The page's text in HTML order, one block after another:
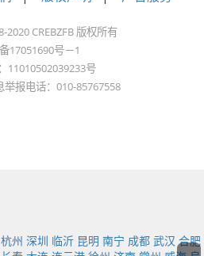
收入10208亿
比下降18.9%。
地方看，中央
权出让收入
CREBZFB 版权所有
17051690号－1
11010502039233号
举报电话：010-85767558
杭州 深圳 临沂 昆明 南宁 成都 武汉 合肥